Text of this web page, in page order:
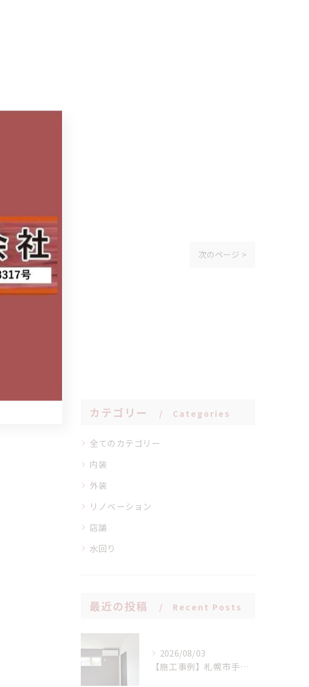
次のページ >
カテゴリー Categories
全てのカテゴリー
内装
外装
リノベーション
店舗
水回り
最近の投稿 Recent Posts
2026/08/03
【施工事例】札幌市手稲区 N様邸 室外機設置場所に配慮したエアコン新設工事！